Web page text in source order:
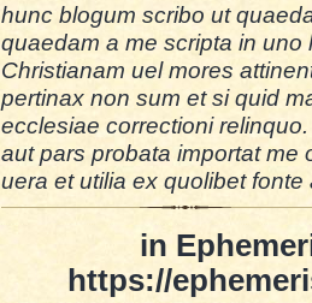
hunc blogum scribo ut
quaedam a me scripta in
Christianam uel mores
pertinax non sum et si quid
ecclesiae correctioni
aut pars probata importat me
uera et utilia ex quolibet fonte
in
https://